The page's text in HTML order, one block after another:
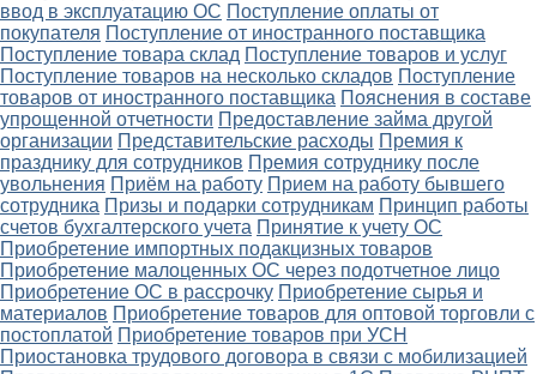
ввод в эксплуатацию ОС Поступление оплаты от
покупателя Поступление от иностранного поставщика
Поступление товара склад Поступление товаров и услуг
Поступление товаров на несколько складов Поступление
товаров от иностранного поставщика Пояснения в составе
упрощенной отчетности Предоставление займа другой
организации Представительские расходы Премия к
празднику для сотрудников Премия сотруднику после
увольнения Приём на работу Прием на работу бывшего
сотрудника Призы и подарки сотрудникам Принцип работы
счетов бухгалтерского учета Принятие к учету ОС
Приобретение импортных подакцизных товаров
Приобретение малоценных ОС через подотчетное лицо
Приобретение ОС в рассрочку Приобретение сырья и
материалов Приобретение товаров для оптовой торговли с
постоплатой Приобретение товаров при УСН
Приостановка трудового договора в связи с мобилизацией